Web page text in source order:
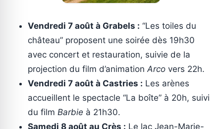
Vendredi 7 août à Grabels : “Les toiles du
château” proposent une soirée dès 19h30
avec concert et restauration, suivie de la
projection du film d’animationArco vers 22h.
Vendredi 7 août à Castries : Les arènes
accueillent le spectacle “La boîte” à 20h, suivi
du film Barbie à 21h30.
Samedi 8 août au Crès : Le lac Jean-Marie-